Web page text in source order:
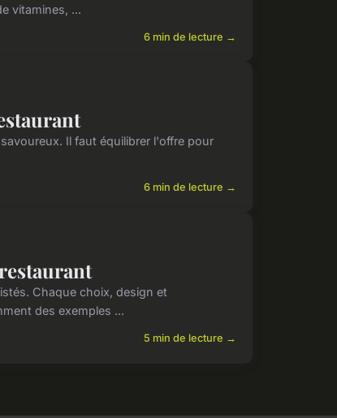
vitamines, ...
6 min de lecture →
Il faut équilibrer l'offre pour
6 min de lecture →
Chaque choix, design et
des exemples ...
5 min de lecture →